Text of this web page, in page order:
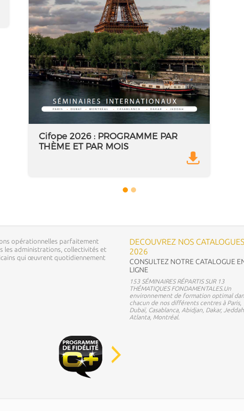
Cifope 2026 : PROGRAMME PAR
THÈME ET PAR MOIS
opérationnelles parfaitement
les administrations, collectivités et
qui œuvrent quotidiennement
DECOUVREZ NOS CATALOGUES
2026
CONSULTEZ NOTRE CATALOGUE
LIGNE
153 SÉMINAIRES RÉPARTIS SUR 13
THÉMATIQUES FONDAMENTALES.Un
environnement de formation optimal
chacun de nos différents centres à Paris,
Dubaï, Casablanca, Abidjan, Dakar, Jeddah,
Atlanta, Montréal.